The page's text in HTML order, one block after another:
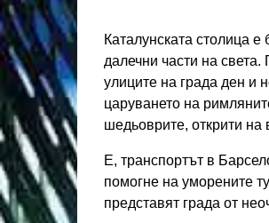
Каталунската столица
далечни части на света.
улиците на града ден и
царуването на
шедьоврите, открити на
Е, транспортът в
помогне на уморените
представят града от